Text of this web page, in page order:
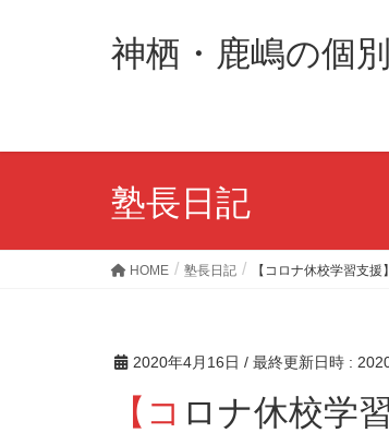
神栖・鹿嶋の個
塾長日記
HOME 塾長日記 【コロナ休校学習支
2020年4月16日 / 最終更新日時 :
【コロナ休校学習支援】サンシャインsunshine中学